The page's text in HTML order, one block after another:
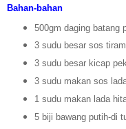
Bahan-bahan
500gm daging batang
3 sudu besar sos tiram
3 sudu besar kicap
3 sudu makan sos
1 sudu makan lada
5 biji bawang putih-di